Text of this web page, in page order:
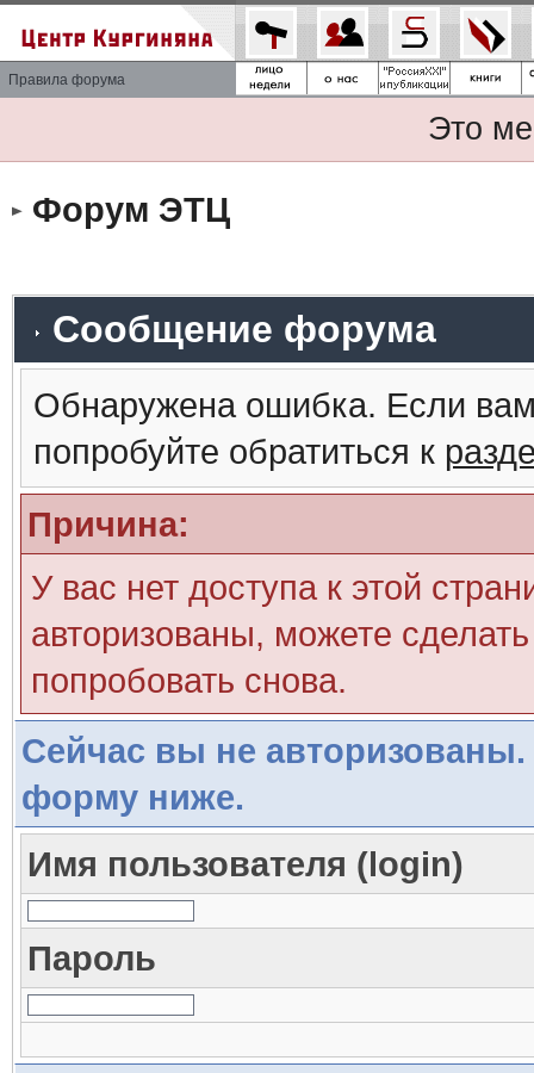
Правила форума
Это
Форум ЭТЦ
Сообщение форума
Обнаружена ошибка. Если
попробуйте обратиться к
Причина:
У вас нет доступа к этой
авторизованы, можете
попробовать снова.
Сейчас вы не авторизованы.
форму ниже.
Имя пользователя (login)
Пароль